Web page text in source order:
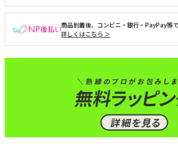
商品到着後、コンビニ・銀行・PayPay等で
詳しくはこちら ＞